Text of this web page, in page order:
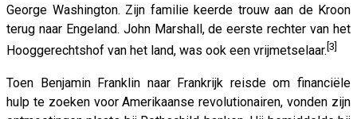
George Washington. Zijn familie keerde trouw aan de Kroon
terug naar Engeland. John Marshall, de eerste rechter van het
Hooggerechtshof van het land, was ook een vrijmetselaar. [3]
Toen Benjamin Franklin naar Frankrijk reisde om financiële
hulp te zoeken voor Amerikaanse revolutionairen, vonden zijn